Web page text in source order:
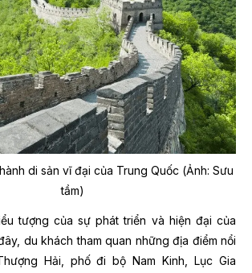
di sản vĩ đại của Trung Quốc (Ảnh: Sưu
tầm)
tượng của sự phát triển và hiện đại của
du khách tham quan những địa điểm nổi
Hải, phố đi bộ Nam Kinh, Lục Gia